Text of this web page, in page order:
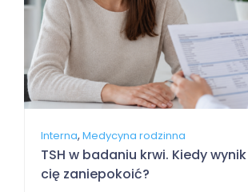
Interna,Medycyna rodzinna
TSH w badaniu krwi. Kiedy
cię zaniepokoić?